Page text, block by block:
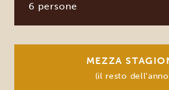
6 persone
MEZZA
(il resto